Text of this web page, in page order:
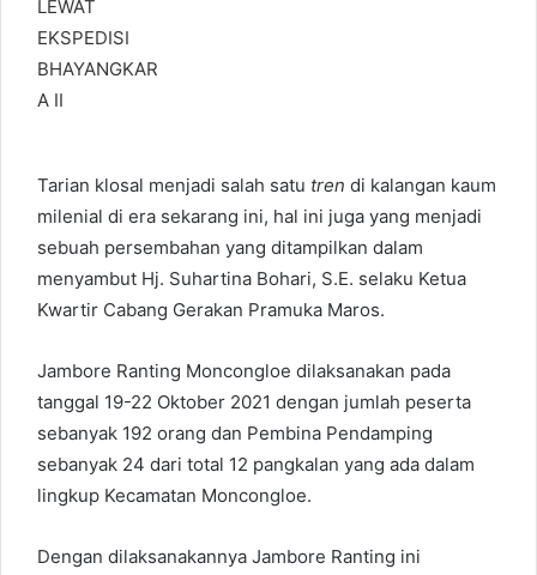
Tarian klosal menjadi salah satu tren di kalangan kaum
milenial di era sekarang ini, hal ini juga yang menjadi
sebuah persembahan yang ditampilkan dalam
menyambut Hj. Suhartina Bohari, S.E. selaku Ketua
Kwartir Cabang Gerakan Pramuka Maros.
Jambore Ranting Moncongloe dilaksanakan pada
tanggal 19-22 Oktober 2021 dengan jumlah peserta
sebanyak 192 orang dan Pembina Pendamping
sebanyak 24 dari total 12 pangkalan yang ada dalam
lingkup Kecamatan Moncongloe.
Dengan dilaksanakannya Jambore Ranting ini